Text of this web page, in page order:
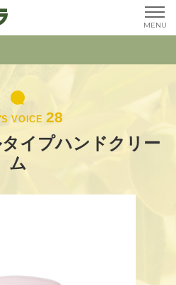
MENU
VOICE 28
イプハンドクリー
ム